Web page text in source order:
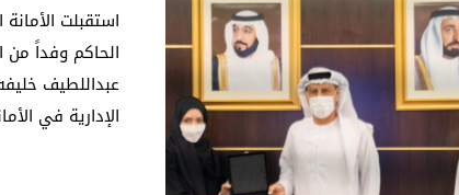
استقبلت
الحاكم وفداً من
عبداللطيف
الإدارية في